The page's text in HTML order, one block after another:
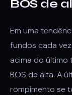
BOS de
Em uma
fundos cada
acima do último
BOS de alta. A
rompimento se